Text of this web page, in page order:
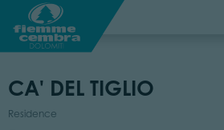
CA' DEL TIGLIO
Residence